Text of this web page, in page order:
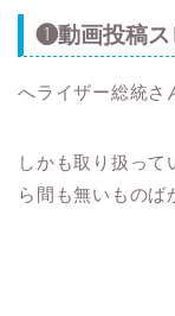
❶動画投稿ス
へライザー総統さ
しかも取り扱っ
ら間も無いものば